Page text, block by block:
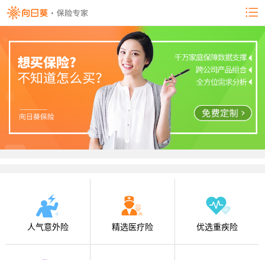
人气意外险 精选医疗险 优选重疾险